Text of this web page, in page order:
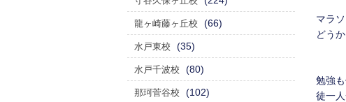
マラ
どう
勉強
徒一
龍ヶ崎藤ヶ丘校 (66)
水戸東校 (35)
水戸千波校 (80)
那珂菅谷校 (102)